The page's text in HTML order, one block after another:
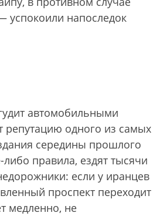
успокоили напоследок
автомобильными
репутацию одного из самых
середины прошлого
правила, ездят тысячи
если у иранцев
проспект переходит
медленно, не